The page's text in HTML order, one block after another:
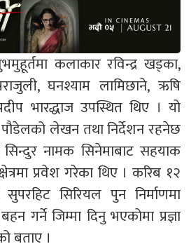
कलाकार रविन्द्र खड्का,
घनश्याम लामिछाने, ऋषि
भारद्धाज उपस्थित थिए । यो
पौडेलको लेखन तथा निर्देशन रहनेछ
नामक सिनेमाबाट सहयाक
प्रवेश गरेका थिए । करिब १२
सिरियल पुन निर्माणमा
गर्ने जिम्मा दिनु भएकोमा प्रज्ञा
बताए ।